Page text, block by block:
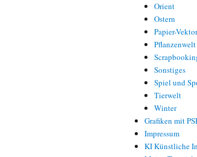
Orient
Ostern
Papier-
Pflanzenwelt
Sonstiges
Spiel und
Tierwelt
Winter
Grafiken mit
Impressum
KI Künstliche